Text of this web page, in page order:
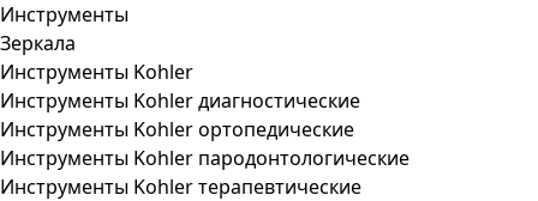
Инструменты
Зеркала
Инструменты Kohler
Инструменты Kohler диагностические
Инструменты Kohler ортопедические
Инструменты Kohler пародонтологические
Инструменты Kohler терапевтические